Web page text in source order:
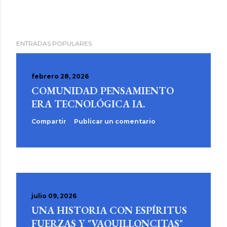
ENTRADAS POPULARES
febrero 28, 2026
COMUNIDAD PENSAMIENTO
ERA TECNOLÓGICA IA.
Compartir Publicar un comentario
julio 09, 2026
UNA HISTORIA CON ESPÍRITUS
FUERZAS Y "VAQUILLONCITAS"